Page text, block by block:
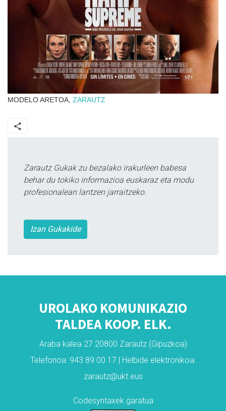
MODELO ARETOA, ZARAUTZ
Zarautz Gukak zu bezalako irakurleen babesa
behar du tokiko informazioa euskaraz eta modu
profesionalean lantzen jarraitzeko.
Izan Gukakide
UROLAKO KOMUNIKAZIO
TALDEA KOOP. ELK.
Araba kalea 27 20800 Zarautz (Gipuzkoa)
Telefonoa: 943 89 00 17 | Helbide elektronikoa:
zarautz@ukt.eus
Codesyntaxek garatua